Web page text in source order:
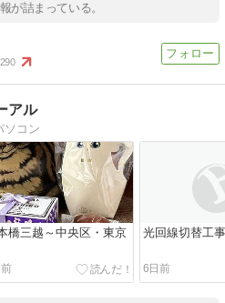
が詰まっている。
290
アル
ソコン
橋三越～中央区・東京
光回線切替工事
6日前